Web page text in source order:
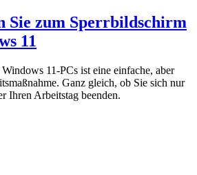
Sie zum Sperrbildschirm
11
11-PCs ist eine einfache, aber
Ganz gleich, ob Sie sich nur
Ihren Arbeitstag beenden.